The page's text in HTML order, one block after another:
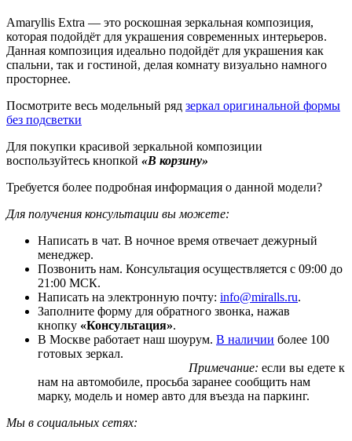
Amaryllis Extra — это роскошная зеркальная композиция,
которая подойдёт для украшения современных интерьеров.
Данная композиция идеально подойдёт для украшения как
спальни, так и гостиной, делая комнату визуально намного
просторнее.
Посмотрите весь модельный ряд зеркал оригинальной формы
без подсветки
Для покупки красивой зеркальной композиции
воспользуйтесь кнопкой «В корзину»
Требуется более подробная информация о данной модели?
Для получения консультации вы можете:
Написать в чат. В ночное время отвечает дежурный
менеджер.
Позвонить нам. Консультация осуществляется с 09:00 до
21:00 МСК.
Написать на электронную почту: info@miralls.ru.
Заполните форму для обратного звонка, нажав
кнопку «Консультация».
В Москве работает наш шоурум. В наличии более 100
готовых зеркал.
Примечание: если вы едете к
нам на автомобиле, просьба заранее сообщить нам
марку, модель и номер авто для въезда на паркинг.
Мы в социальных сетях: